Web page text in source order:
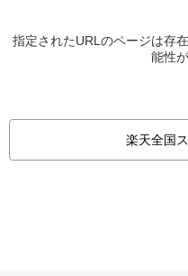
指定されたURLのページは存
能性
楽天全国